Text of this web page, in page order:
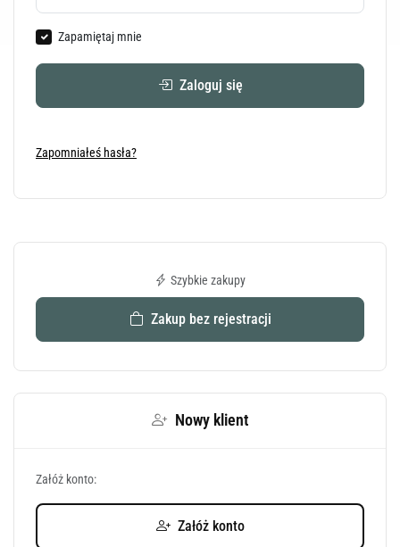
Zapamiętaj mnie
Zaloguj się
Zapomniałeś hasła?
Szybkie zakupy
Zakup bez rejestracji
Nowy klient
Załóż konto:
Załóż konto